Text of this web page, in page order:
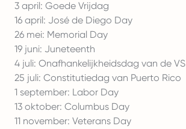
3 april: Goede Vrijdag
16 april: José de Diego Day
26 mei: Memorial Day
19 juni: Juneteenth
4 juli: Onafhankelijkheidsdag van de VS
25 juli: Constitutiedag van Puerto Rico
1 september: Labor Day
13 oktober: Columbus Day
11 november: Veterans Day